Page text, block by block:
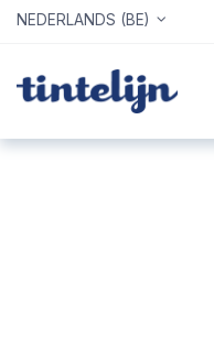
NEDERLANDS (BE)